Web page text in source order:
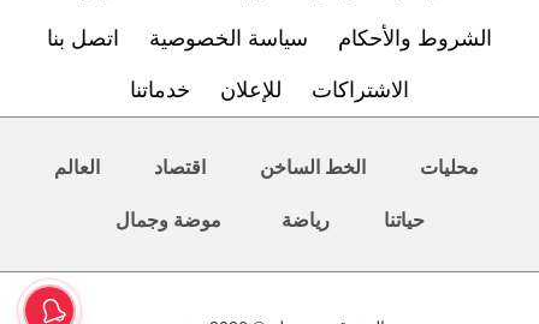
الشروط والأحكام سياسة الخصوصية اتصل بنا
الاشتراكات للإعلان خدماتنا
محليات الخط الساخن اقتصاد العالم
حياتنا رياضة موضة وجمال